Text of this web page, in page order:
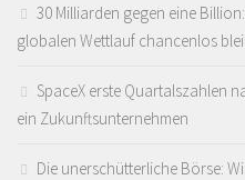
30 Milliarden gegen eine
globalen Wettlauf chancenlos
SpaceX erste Quartalszahlen
ein Zukunftsunternehmen
Die unerschütterliche Börse: